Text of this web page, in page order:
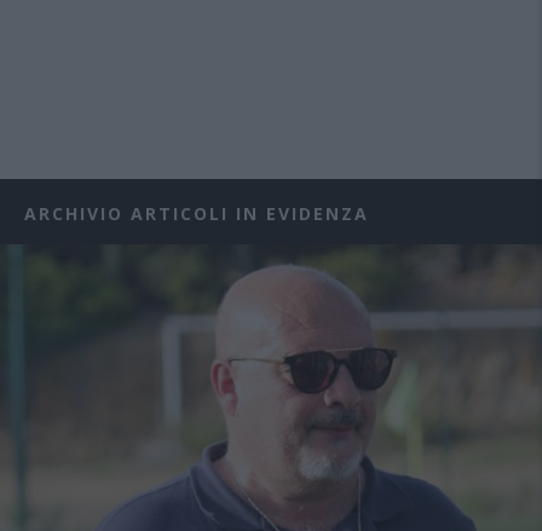
ARCHIVIO ARTICOLI IN EVIDENZA